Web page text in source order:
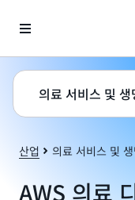
의료 서비스 및
산업 의료 서비스 및
AWS 의료